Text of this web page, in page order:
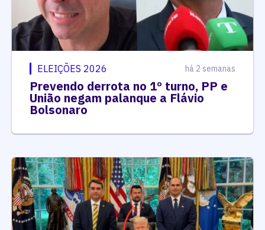
ELEIÇÕES 2026 há 2 semanas
Prevendo derrota no 1º turno, PP e
União negam palanque a Flávio
Bolsonaro